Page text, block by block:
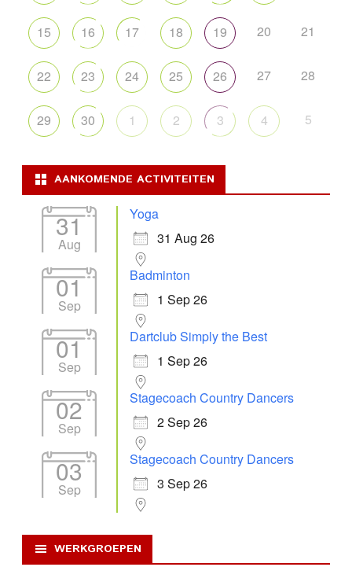
15 16 17 18 19 20 21
22 23 24 25 26 27 28
29 30 1 2 3 4 5
AANKOMENDE ACTIVITEITEN
31
Aug
Yoga
31 Aug 26
01
Sep
Badminton
1 Sep 26
01
Sep
Dartclub Simply the Best
1 Sep 26
02
Sep
Stagecoach Country Dancers
2 Sep 26
03
Sep
Stagecoach Country Dancers
3 Sep 26
WERKGROEPEN